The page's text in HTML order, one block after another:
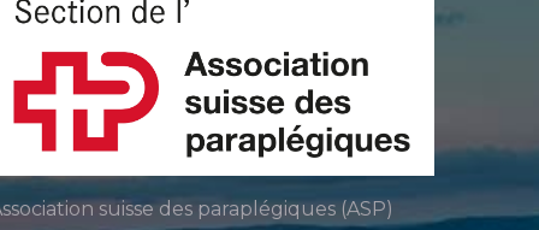
suisse des paraplégiques (ASP)